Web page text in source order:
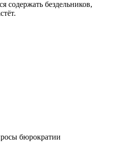
содержать бездельников,
бюрократии